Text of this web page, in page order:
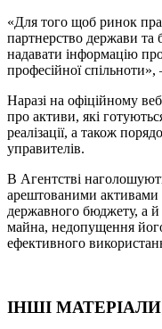
«Для того щоб ринок
партнерство держави та
надавати інформацію
професійної
Наразі на офіційному
про активи, які
реалізації, а також
управителів.
В Агентстві
арештованими
державного бюджету, а й
майна, недопущення
ефективного
ІНШІ МАТЕРІАЛИ